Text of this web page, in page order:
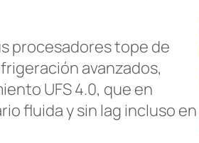
procesadores tope de
avanzados,
UFS 4.0, que en
fluida y sin lag incluso en